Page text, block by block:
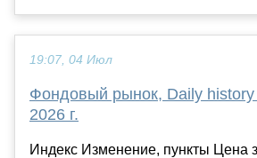
19:07, 04 Июл
Фондовый рынок, Daily
2026 г.
Индекс Изменение, пункты Цена